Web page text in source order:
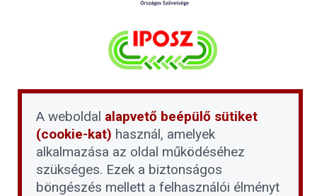
A weboldal alapvető beépülő sütiket
(cookie-kat) használ, amelyek
alkalmazása az oldal működéséhez
szükséges. Ezek a biztonságos
böngészés mellett a felhasználói élményt